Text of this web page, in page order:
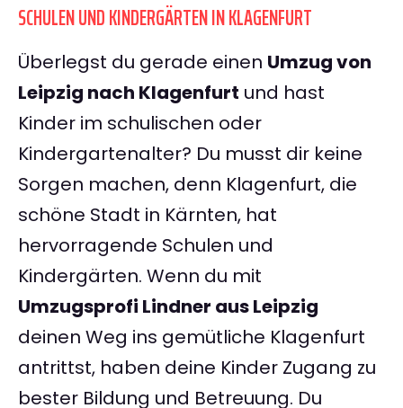
SCHULEN UND KINDERGÄRTEN IN KLAGENFURT
Überlegst du gerade einen Umzug von
Leipzig nach Klagenfurt und hast
Kinder im schulischen oder
Kindergartenalter? Du musst dir keine
Sorgen machen, denn Klagenfurt, die
schöne Stadt in Kärnten, hat
hervorragende Schulen und
Kindergärten. Wenn du mit
Umzugsprofi Lindner aus Leipzig
deinen Weg ins gemütliche Klagenfurt
antrittst, haben deine Kinder Zugang zu
bester Bildung und Betreuung. Du